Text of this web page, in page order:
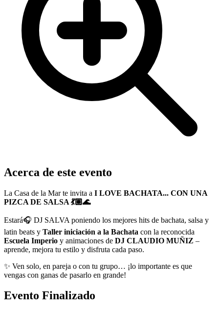
Acerca de este evento
La Casa de la Mar te invita a I LOVE BACHATA... CON UNA
PIZCA DE SALSA 💃🏽🌊
Estará🎧 DJ SALVA poniendo los mejores hits de bachata, salsa y
latin beats y Taller iniciación a la Bachata con la reconocida
Escuela Imperio y animaciones de DJ CLAUDIO MUÑIZ –
aprende, mejora tu estilo y disfruta cada paso.
✨ Ven solo, en pareja o con tu grupo… ¡lo importante es que
vengas con ganas de pasarlo en grande!
Evento Finalizado